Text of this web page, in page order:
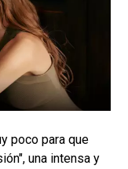
poco para que
una intensa y